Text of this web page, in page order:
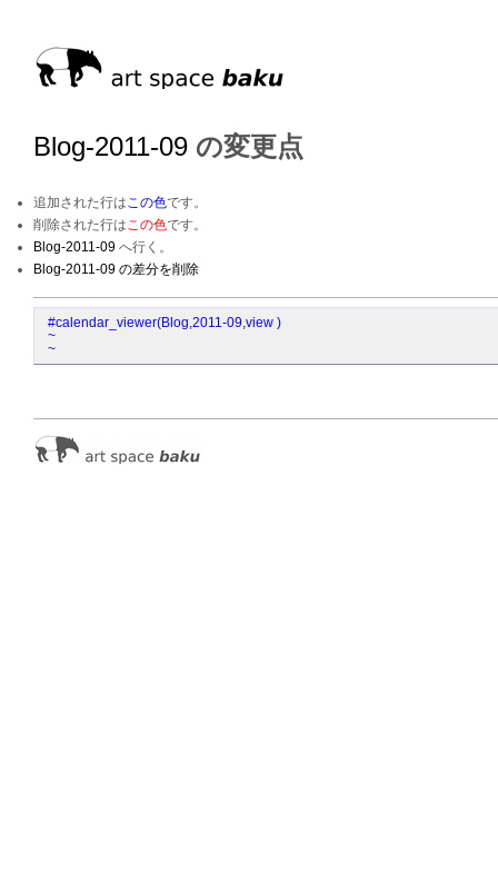
Blog-2011-09 の変更点
追加された行はこの色です。
削除された行はこの色です。
Blog-2011-09 へ行く。
Blog-2011-09 の差分を削除
#calendar_viewer(Blog,2011-09,view )
~
~